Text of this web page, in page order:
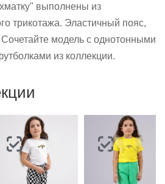
выполнены из
трикотажа. Эластичный пояс,
модель с однотонными
из коллекции.